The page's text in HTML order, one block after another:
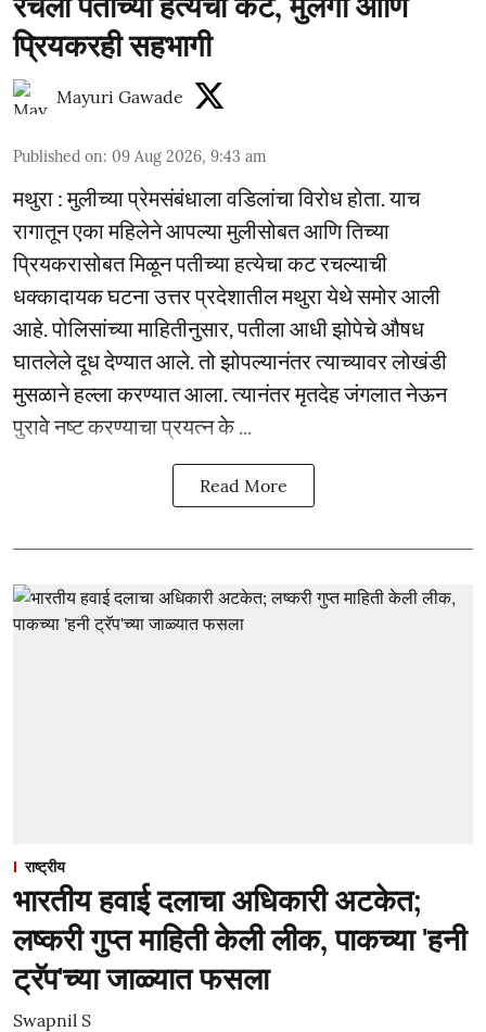
प्रियकरही सहभागी
Mayuri Gawade
Published on: 09 Aug 2026, 9:43 am
मथुरा : मुलीच्या प्रेमसंबंधाला वडिलांचा विरोध होता. याच
रागातून एका महिलेने आपल्या मुलीसोबत आणि तिच्या
प्रियकरासोबत मिळून पतीच्या हत्येचा कट रचल्याची
धक्कादायक घटना उत्तर प्रदेशातील मथुरा येथे समोर आली
आहे. पोलिसांच्या माहितीनुसार, पतीला आधी झोपेचे औषध
घातलेले दूध देण्यात आले. तो झोपल्यानंतर त्याच्यावर लोखंडी
मुसळाने हल्ला करण्यात आला. त्यानंतर मृतदेह जंगलात नेऊन
पुरावे नष्ट करण्याचा प्रयत्न के ...
Read More
राष्ट्रीय
भारतीय हवाई दलाचा अधिकारी अटकेत;
लष्करी गुप्त माहिती केली लीक, पाकच्या 'हनी
ट्रॅप'च्या जाळ्यात फसला
Swapnil S